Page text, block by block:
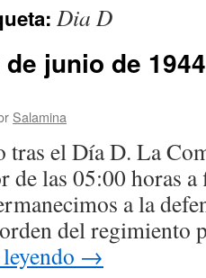
Dia D
junio de
Salamina
tras el Día D. La
de las 05:00 horas
a la
del regimiento
→